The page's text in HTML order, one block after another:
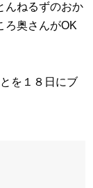
んねるずのおか
ろ奥さんがOK
を１８日にブ